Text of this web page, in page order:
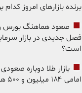
برنده بازارهای امروز کدام
صعود هماهنگ بورس
فصل جدیدی در بازار
است؟
بازار طلا دوباره
امامی ۱۸۴ میلیون و ۵۰۰ هزار تومان شد